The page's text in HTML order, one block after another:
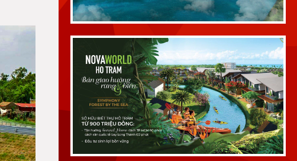
Novaland ký kết với tập đoàn lớn quyết tâm xây dựng
hoàn thiện tiện ích Aqua City